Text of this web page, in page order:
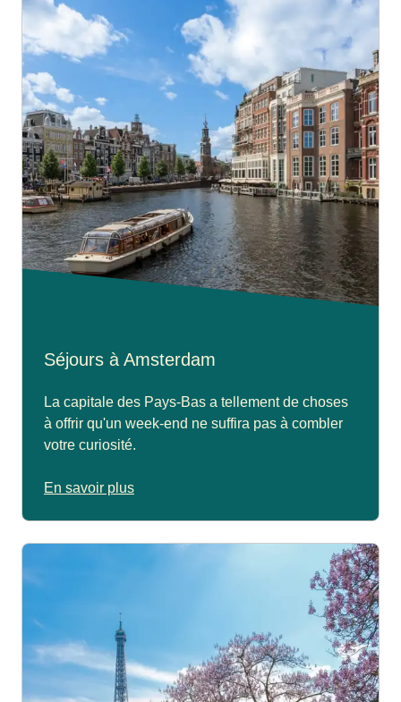
Séjours à Amsterdam
La capitale des Pays-Bas a tellement de choses
à offrir qu'un week-end ne suffira pas à combler
votre curiosité.
En savoir plus